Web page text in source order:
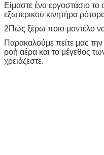
Είμαστε ένα εργοστάσιο το
εξωτερικού κινητήρα
2Πώς ξέρω ποιο μοντέλο
Παρακαλούμε πείτε μας
ροή αέρα και το μέγεθος
χρειάζεστε.